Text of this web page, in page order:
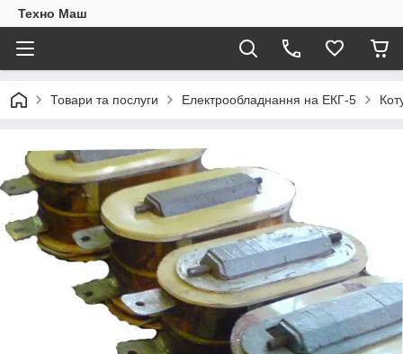
Техно Маш
Товари та послуги Електрообладнання на ЕКГ-5